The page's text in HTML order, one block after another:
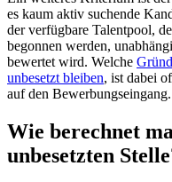
es kaum aktiv suchende
der verfügbare Talentpool,
begonnen werden,
bewertet wird. Welche
unbesetzt bleiben, ist dabei
auf den Bewerbungseingang.
Wie berechnet
unbesetzten